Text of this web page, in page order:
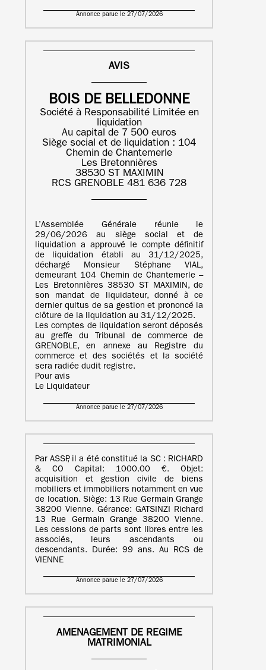
Annonce parue le 27/07/2026
AVIS
BOIS DE BELLEDONNE
Société à Responsabilité Limitée en
liquidation
Au capital de 7 500 euros
Siège social et de liquidation : 104
Chemin de Chantemerle
Les Bretonnières
38530 ST MAXIMIN
RCS GRENOBLE 481 636 728
L’Assemblée Générale réunie le
29/06/2026 au siège social et de
liquidation a approuvé le compte définitif
de liquidation établi au 31/12/2025,
déchargé Monsieur Stéphane VIAL,
demeurant 104 Chemin de Chantemerle –
Les Bretonnières 38530 ST MAXIMIN, de
son mandat de liquidateur, donné à ce
dernier quitus de sa gestion et prononcé la
clôture de la liquidation au 31/12/2025.
Les comptes de liquidation seront déposés
au greffe du Tribunal de commerce de
GRENOBLE, en annexe au Registre du
commerce et des sociétés et la société
sera radiée dudit registre.
Pour avis
Le Liquidateur
Annonce parue le 27/07/2026
Par ASSP, il a été constitué la SC : RICHARD
& CO Capital: 1000.00 €. Objet:
acquisition et gestion civile de biens
mobiliers et immobiliers notamment en vue
de location. Siège: 13 Rue Germain Grange
38200 Vienne. Gérance: GATSINZI Richard
13 Rue Germain Grange 38200 Vienne.
Les cessions de parts sont libres entre les
associés, leurs ascendants ou
descendants. Durée: 99 ans. Au RCS de
VIENNE
Annonce parue le 27/07/2026
AMENAGEMENT DE REGIME
MATRIMONIAL